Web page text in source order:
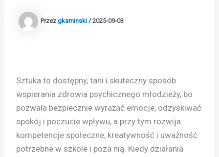
Przezgkaminski/2025-09-03
Sztuka to dostępny, tani i skuteczny sposób
wspierania zdrowia psychicznego młodzieży, bo
pozwala bezpiecznie wyrażać emocje, odzyskiwać
spokój i poczucie wpływu, a przy tym rozwija
kompetencje społeczne, kreatywność i uważność
potrzebne w szkole i poza nią. Kiedy działania